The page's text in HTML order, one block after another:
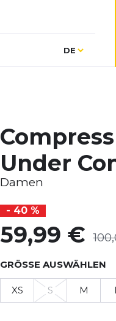
Sprache
DE
Under
Damen
- 40 %
59,99 €
GRÖSSE AUSWÄHLEN
XS S M L